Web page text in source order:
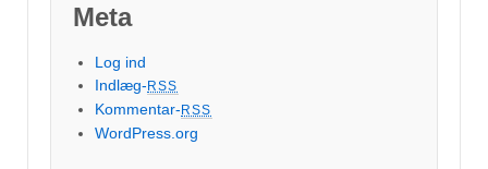
Meta
Log ind
Indlæg-RSS
Kommentar-RSS
WordPress.org